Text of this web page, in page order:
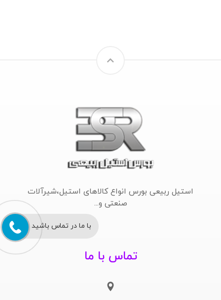
استیل ربیعی بورس انواع کالاهای استیل،شیرآلات
صنعتی و...
تماس با ما
با ما در تماس باشید